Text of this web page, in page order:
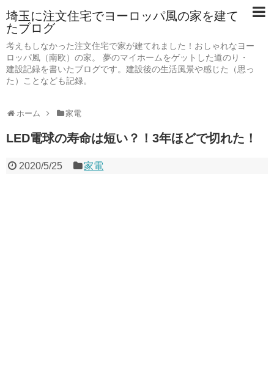
埼玉に注文住宅でヨーロッパ風の家を建て
たブログ
考えもしなかった注文住宅で家が建てれました！おしゃれなヨー
ロッパ風（南欧）の家。 夢のマイホームをゲットした道のり・
建設記録を書いたブログです。建設後の生活風景や感じた（思っ
た）ことなども記録。
ホーム 家電
LED電球の寿命は短い？！3年ほどで切れた！
2020/5/25 家電